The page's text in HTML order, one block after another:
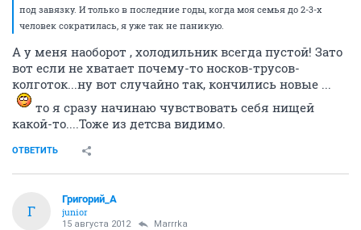
под завязку. И только в последние годы, когда моя семья до 2-3-х
человек сократилась, я уже так не паникую.
А у меня наоборот , холодильник всегда пустой! Зато
вот если не хватает почему-то носков-трусов-
колготок...ну вот случайно так, кончились новые ...
то я сразу начинаю чувствовать себя нищей
какой-то....Тоже из детсва видимо.
ОТВЕТИТЬ
Г
Григорий_А
junior
15 августа 2012 Marrrka